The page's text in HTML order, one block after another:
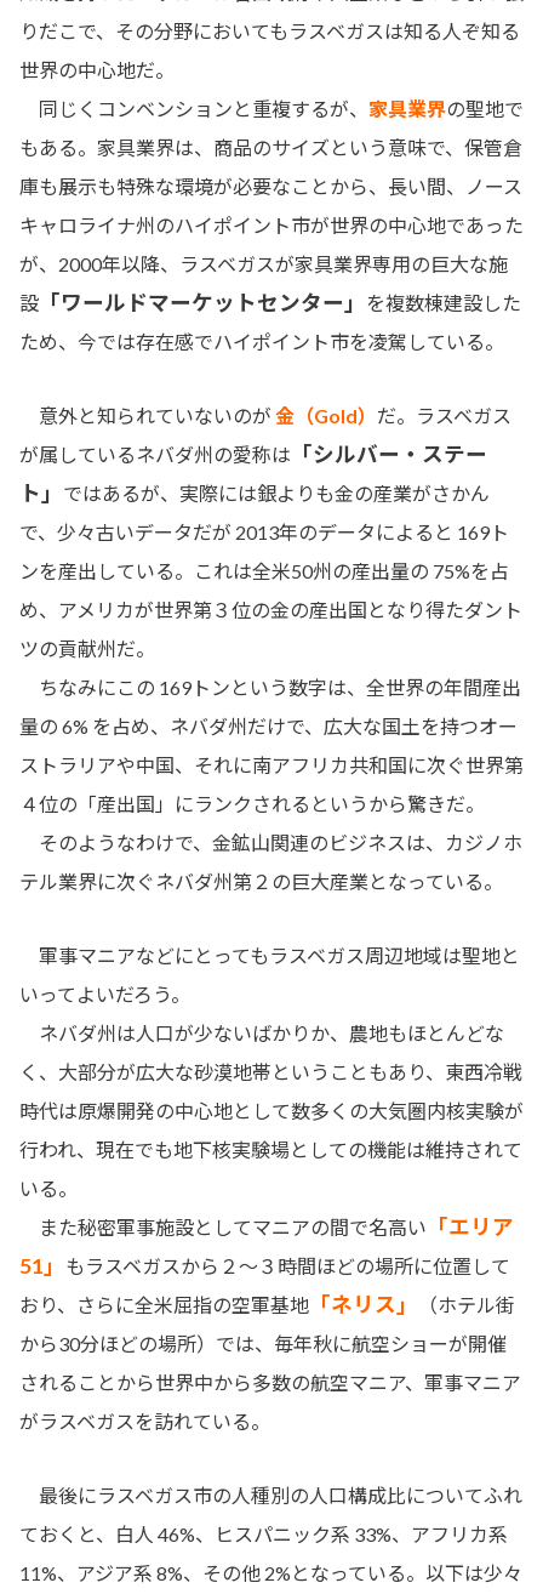
りだこで、その分野においてもラスベガスは知る人ぞ知る
世界の中心地だ。
同じくコンベンションと重複するが、 家具業界の聖地で
もある。家具業界は、商品のサイズという意味で、保管倉
庫も展示も特殊な環境が必要なことから、長い間、ノース
キャロライナ州のハイポイント市が世界の中心地であった
が、2000年以降、ラスベガスが家具業界専用の巨大な施
設 「ワールドマーケットセンター」
を複数棟建設した
ため、今では存在感でハイポイント市を凌駕している。
意外と知られていないのが 金（Gold） だ。ラスベガス
が属しているネバダ州の愛称は
「シルバー・ステー
ト」
ではあるが、実際には銀よりも金の産業がさかん
で、少々古いデータだが 2013年のデータによると 169ト
ンを産出している。これは全米50州の産出量の 75%を占
め、アメリカが世界第３位の金の産出国となり得たダント
ツの貢献州だ。
ちなみにこの 169トンという数字は、全世界の年間産出
量の 6% を占め、ネバダ州だけで、広大な国土を持つオー
ストラリアや中国、それに南アフリカ共和国に次ぐ世界第
４位の「産出国」にランクされるというから驚きだ。
そのようなわけで、金鉱山関連のビジネスは、カジノホ
テル業界に次ぐネバダ州第２の巨大産業となっている。
軍事マニアなどにとってもラスベガス周辺地域は聖地と
いってよいだろう。
ネバダ州は人口が少ないばかりか、農地もほとんどな
く、大部分が広大な砂漠地帯ということもあり、東西冷戦
時代は原爆開発の中心地として数多くの大気圏内核実験が
行われ、現在でも地下核実験場としての機能は維持されて
いる。
また秘密軍事施設としてマニアの間で名高い
「エリア
51」
もラスベガスから２～３時間ほどの場所に位置して
おり、さらに全米屈指の空軍基地 「ネリス」
（ホテル街
から30分ほどの場所）では、毎年秋に航空ショーが開催
されることから世界中から多数の航空マニア、軍事マニア
がラスベガスを訪れている。
最後にラスベガス市の人種別の人口構成比についてふれ
ておくと、白人 46%、ヒスパニック系 33%、アフリカ系
11%、アジア系 8%、その他 2%となっている。以下は少々